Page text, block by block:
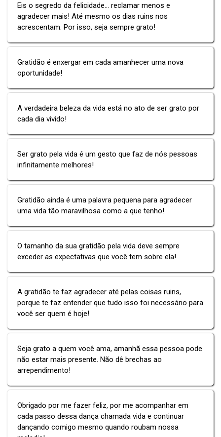
Eis o segredo da felicidade... reclamar menos e
agradecer mais! Até mesmo os dias ruins nos
acrescentam. Por isso, seja sempre grato!
Gratidão é enxergar em cada amanhecer uma nova
oportunidade!
A verdadeira beleza da vida está no ato de ser grato por
cada dia vivido!
Ser grato pela vida é um gesto que faz de nós pessoas
infinitamente melhores!
Gratidão ainda é uma palavra pequena para agradecer
uma vida tão maravilhosa como a que tenho!
O tamanho da sua gratidão pela vida deve sempre
exceder as expectativas que você tem sobre ela!
A gratidão te faz agradecer até pelas coisas ruins,
porque te faz entender que tudo isso foi necessário para
você ser quem é hoje!
Seja grato a quem você ama, amanhã essa pessoa pode
não estar mais presente. Não dê brechas ao
arrependimento!
Obrigado por me fazer feliz, por me acompanhar em
cada passo dessa dança chamada vida e continuar
dançando comigo mesmo quando roubam nossa